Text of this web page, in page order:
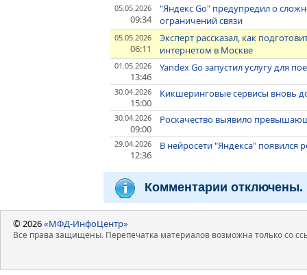
05.05.2026
09:34
"Яндекс Go" предупредил о
ограничений связи
05.05.2026
06:11
Эксперт рассказал, как
интернетом в Москве
01.05.2026
13:46
Yandex Go запустил услугу для
30.04.2026
15:00
Кикшеринговые сервисы вновь
30.04.2026
09:00
Роскачество выявило
29.04.2026
12:36
В нейросети "Яндекса" появился
Комментарии отключены.
© 2026«МФД-ИнфоЦентр»
Все права защищены. Перепечатка материалов возможна только со